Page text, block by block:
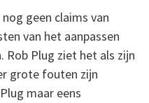
geen claims van
van het aanpassen
Rob Plug ziet het als zijn
grote fouten zijn
maar eens